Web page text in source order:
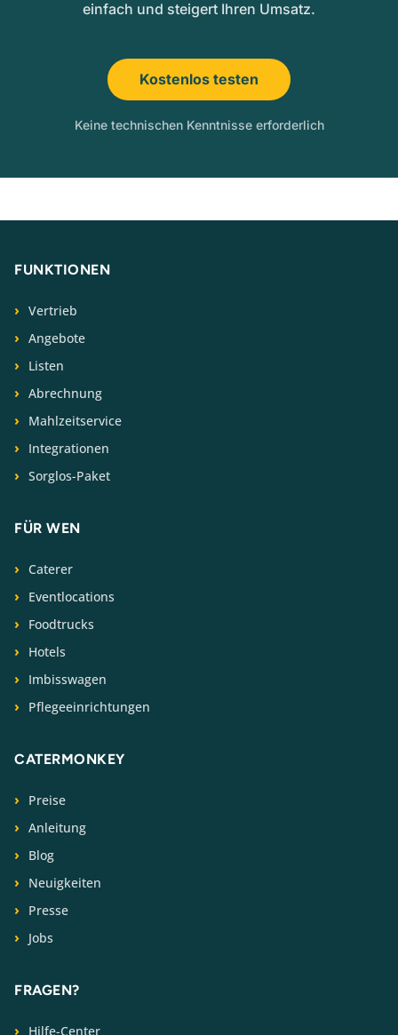
einfach und steigert Ihren Umsatz.
Kostenlos testen
Keine technischen Kenntnisse erforderlich
FUNKTIONEN
Vertrieb
Angebote
Listen
Abrechnung
Mahlzeitservice
Integrationen
Sorglos-Paket
FÜR WEN
Caterer
Eventlocations
Foodtrucks
Hotels
Imbisswagen
Pflegeeinrichtungen
CATERMONKEY
Preise
Anleitung
Blog
Neuigkeiten
Presse
Jobs
FRAGEN?
Hilfe-Center